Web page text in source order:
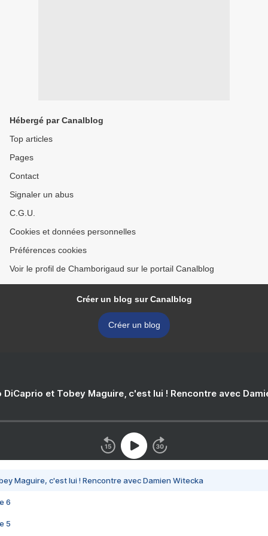
Hébergé par Canalblog
Top articles
Pages
Contact
Signaler un abus
C.G.U.
Cookies et données personnelles
Préférences cookies
Voir le profil de Chamborigaud sur le portail Canalblog
Créer un blog sur Canalblog
Créer un blog
DiCaprio et Tobey Maguire, c'est lui ! Rencontre avec
Maguire, c'est lui ! Rencontre avec Damien Witecka
6
5